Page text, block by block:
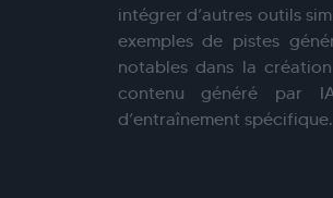
intégrer d’autres outils
exemples de pistes
notables dans la
contenu généré par
d’entraînement spécifique.